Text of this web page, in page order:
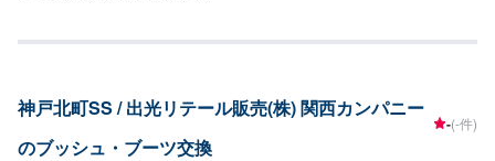
神戸北町SS / 出光リテール販売(株) 関西カンパニー
のブッシュ・ブーツ交換
-(-件)